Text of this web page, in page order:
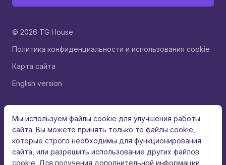
© 2026 TG House
Политика конфиденциальности и использования cookie
Карта сайта
English version
Мы используем файлы cookie для улучшения работы
сайта. Вы можете принять только те файлы cookie,
которые строго необходимы для функционирования
сайта, или разрешить использование других файлов
cookie. Для получения дополнительной информации